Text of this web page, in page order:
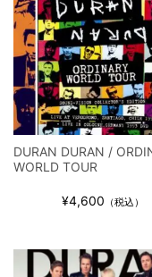
DURAN DURAN /
WORLD TOUR
¥4,600 （税込）